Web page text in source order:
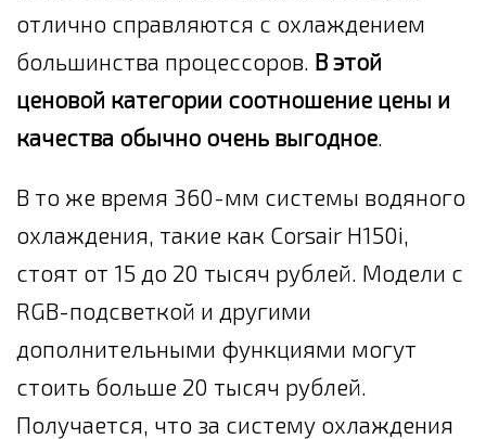
отлично справляются с охлаждением
большинства процессоров. В этой
ценовой категории соотношение цены и
качества обычно очень выгодное.
В то же время 360-мм системы водяного
охлаждения, такие как Corsair H150i,
стоят от 15 до 20 тысяч рублей. Модели с
RGB-подсветкой и другими
дополнительными функциями могут
стоить больше 20 тысяч рублей.
Получается, что за систему охлаждения